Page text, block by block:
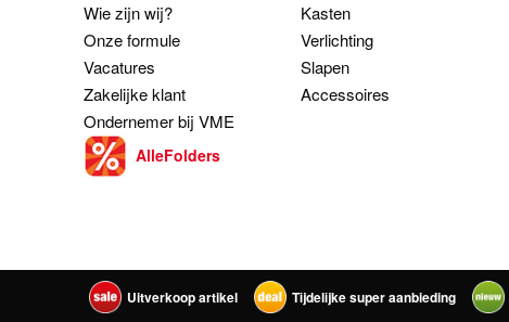
Wie zijn wij?
Onze formule
Vacatures
Zakelijke klant
Ondernemer bij VME
AlleFolders
Kasten
Verlichting
Slapen
Accessoires
Uitverkoop artikel Tijdelijke super aanbieding